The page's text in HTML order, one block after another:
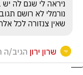
שאין צנזורה לכל
שרון ירון הגיב/ה